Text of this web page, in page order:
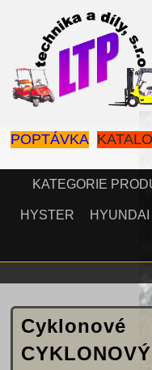
POPTÁVKA
KATEGORIE
HYSTER HYUNDAI
Cyklonové